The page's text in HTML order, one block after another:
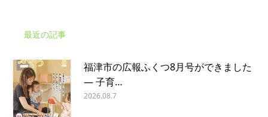
最近の記事
福津市の広報ふくつ8月号ができました
― 子育…
2026.08.7